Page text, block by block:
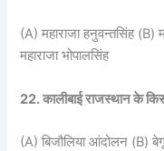
(A) महाराजा हनुवन्तसिंह (B)
महाराजा भोपालसिंह
22. कालीबाई राजस्थान के
(A) बिजौलिया आंदोलन (B)